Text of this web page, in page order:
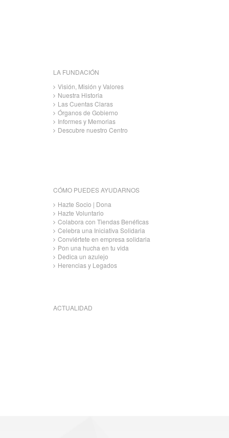
LA FUNDACIÓN
Visión, Misión y Valores
Nuestra Historia
Las Cuentas Claras
Órganos de Gobierno
Informes y Memorias
Descubre nuestro Centro
CÓMO PUEDES AYUDARNOS
Hazte Socio | Dona
Hazte Voluntario
Colabora con Tiendas Benéficas
Celebra una Iniciativa Solidaria
Conviértete en empresa solidaria
Pon una hucha en tu vida
Dedica un azulejo
Herencias y Legados
ACTUALIDAD